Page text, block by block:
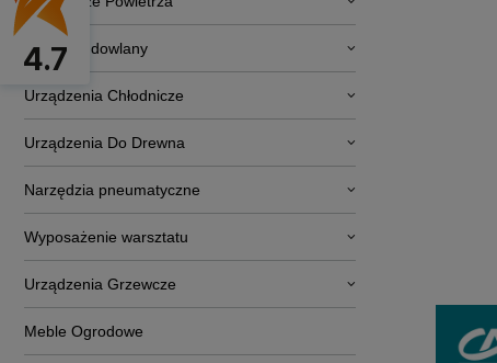
Sprzęt budowlany
Urządzenia Chłodnicze
Urządzenia Do Drewna
Narzędzia pneumatyczne
Wyposażenie warsztatu
Urządzenia Grzewcze
Meble Ogrodowe
4.7